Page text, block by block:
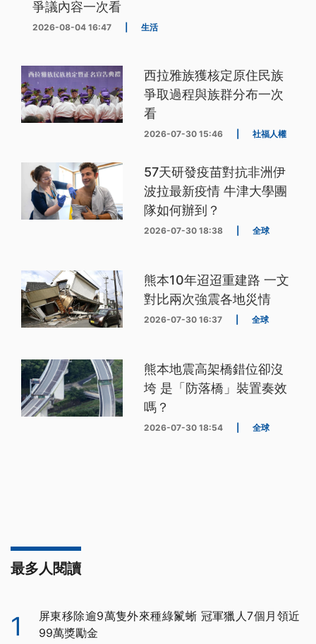
爭議內容一次看
2026-08-04 16:47 生活
西拉雅族獲核定原住民族
爭取過程與族群分布一次
看
2026-07-30 15:46 社福人權
57天研發疫苗對抗非洲伊
波拉最新疫情 牛津大學團
隊如何辦到？
2026-07-30 18:38 全球
熊本10年迢迢重建路 一文
對比兩次強震各地災情
2026-07-30 16:37 全球
熊本地震高架橋錯位卻沒
垮 是「防落橋」裝置奏效
嗎？
2026-07-30 18:54 全球
最多人閱讀
1
屏東移除逾9萬隻外來種綠鬣蜥 冠軍獵人7個月領近
99萬獎勵金